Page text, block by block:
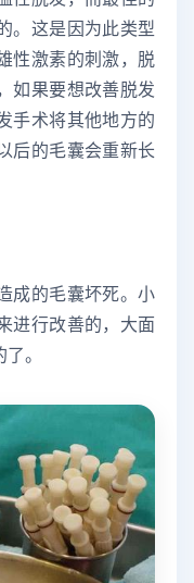
。这是因为此类型
性激素的刺激，脱
如果要想改善脱发
手术将其他地方的
后的毛囊会重新长
成的毛囊坏死。小
进行改善的，大面
。